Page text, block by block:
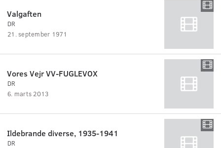
Valgaften
DR
21. september 1971
Vores Vejr VV-FUGLEVOX
DR
6. marts 2013
Ildebrande diverse, 1935-1941
DR